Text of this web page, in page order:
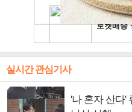
실시간 관심기사
'나 혼자 산다'